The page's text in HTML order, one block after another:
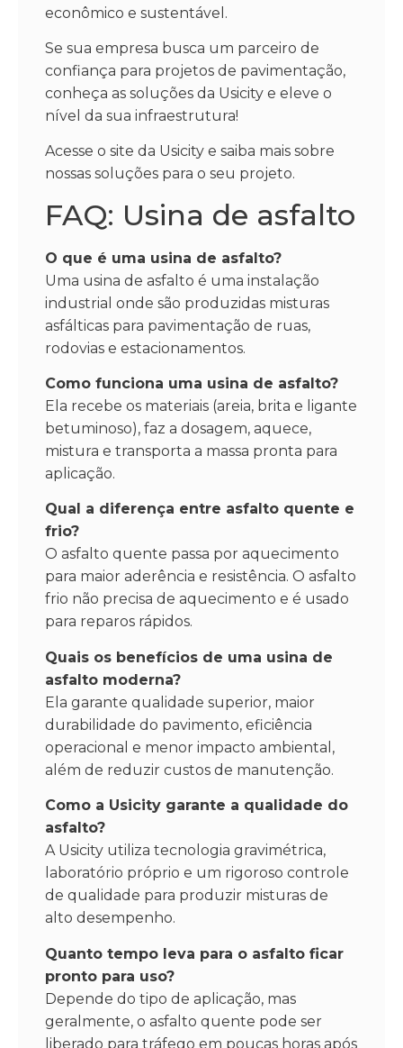
econômico e sustentável.
Se sua empresa busca um parceiro de
confiança para projetos de pavimentação,
conheça as soluções da Usicity e eleve o
nível da sua infraestrutura!
Acesse o site da Usicity e saiba mais sobre
nossas soluções para o seu projeto.
FAQ: Usina de asfalto
O que é uma usina de asfalto?
Uma usina de asfalto é uma instalação
industrial onde são produzidas misturas
asfálticas para pavimentação de ruas,
rodovias e estacionamentos.
Como funciona uma usina de asfalto?
Ela recebe os materiais (areia, brita e ligante
betuminoso), faz a dosagem, aquece,
mistura e transporta a massa pronta para
aplicação.
Qual a diferença entre asfalto quente e
frio?
O asfalto quente passa por aquecimento
para maior aderência e resistência. O asfalto
frio não precisa de aquecimento e é usado
para reparos rápidos.
Quais os benefícios de uma usina de
asfalto moderna?
Ela garante qualidade superior, maior
durabilidade do pavimento, eficiência
operacional e menor impacto ambiental,
além de reduzir custos de manutenção.
Como a Usicity garante a qualidade do
asfalto?
A Usicity utiliza tecnologia gravimétrica,
laboratório próprio e um rigoroso controle
de qualidade para produzir misturas de
alto desempenho.
Quanto tempo leva para o asfalto ficar
pronto para uso?
Depende do tipo de aplicação, mas
geralmente, o asfalto quente pode ser
liberado para tráfego em poucas horas após